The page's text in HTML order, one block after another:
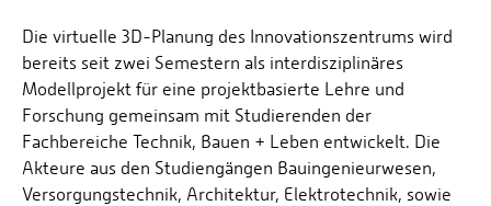
Die virtuelle 3D-Planung des Innovationszentrums wird
bereits seit zwei Semestern als interdisziplinäres
Modellprojekt für eine projektbasierte Lehre und
Forschung gemeinsam mit Studierenden der
Fachbereiche Technik, Bauen + Leben entwickelt. Die
Akteure aus den Studiengängen Bauingenieurwesen,
Versorgungstechnik, Architektur, Elektrotechnik, sowie